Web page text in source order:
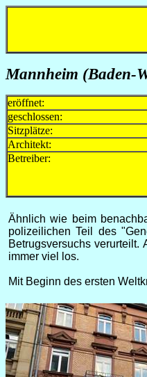
Mannheim (Baden-
eröffnet:
geschlossen:
Sitzplätze:
Architekt:
Betreiber:
Ähnlich wie beim
polizeilichen Teil des
Betrugsversuchs
immer viel los.
Mit Beginn des ersten